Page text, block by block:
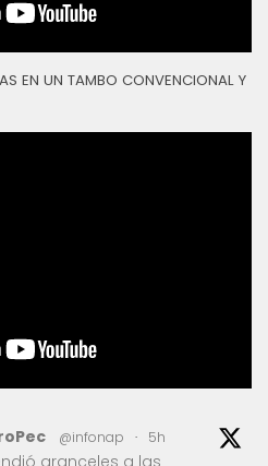
EN UN TAMBO CONVENCIONAL Y
@infonap · 5h
aranceles a las